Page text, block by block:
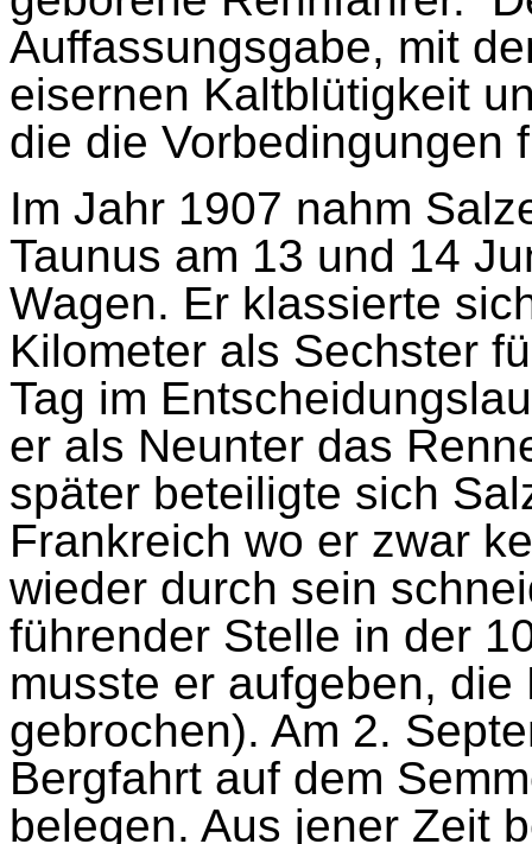
Auffassungsgabe, mit
eisernen Kaltblütigkeit
die die Vorbedingungen
Im Jahr 1907 nahm
Taunus am 13 und 14
Wagen. Er klassierte
Kilometer als Sechster
Tag im
er als Neunter das
später beteiligte sich
Frankreich wo er zwar
wieder durch sein
führender Stelle in der
musste er aufgeben,
gebrochen). Am 2.
Bergfahrt auf dem
belegen. Aus jener Zeit